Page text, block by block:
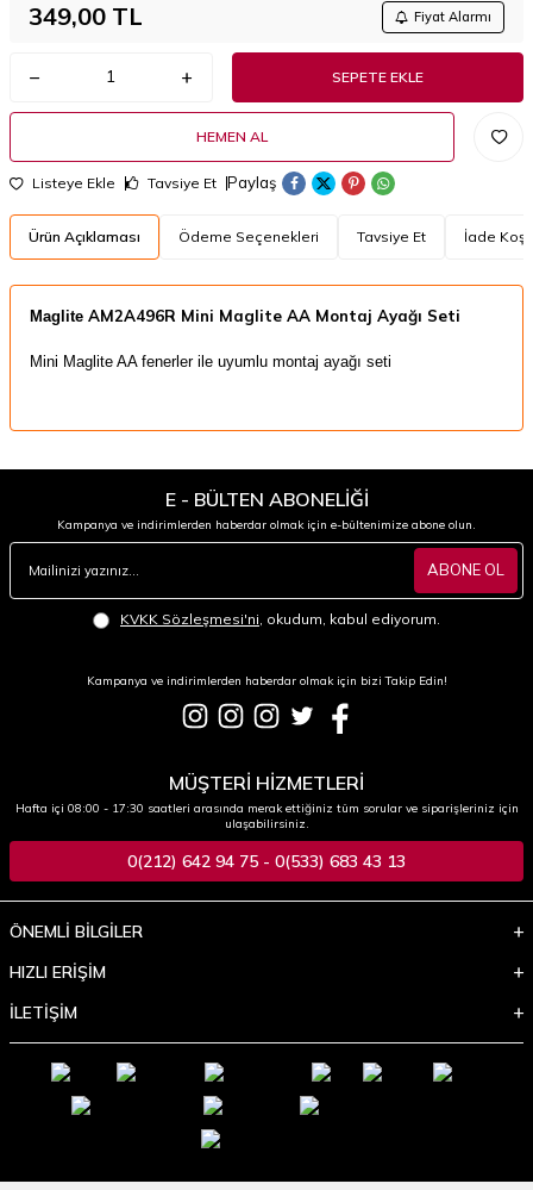
349,00 TL Fiyat Alarmı
SEPETE EKLE
HEMEN AL
Listeye Ekle Tavsiye Et Paylaş
Ürün Açıklaması Ödeme Seçenekleri Tavsiye Et İade
​Maglite AM2A496R Mini Maglite AA Montaj Ayağı Seti
Mini Maglite AA fenerler ile uyumlu montaj ayağı seti
E - BÜLTEN ABONELİĞİ
Kampanya ve indirimlerden haberdar olmak için e-bültenimize abone olun.
ABONE OL
KVKK Sözleşmesi'ni , okudum, kabul ediyorum.
Kampanya ve indirimlerden haberdar olmak için bizi Takip Edin!
MÜŞTERİ HİZMETLERİ
Hafta içi 08:00 - 17:30 saatleri arasında merak ettiğiniz tüm sorular ve siparişleriniz için
ulaşabilirsiniz.
0(212) 642 94 75 - 0(533) 683 43 13
ÖNEMLİ BİLGİLER
HIZLI ERİŞİM
İLETİŞİM